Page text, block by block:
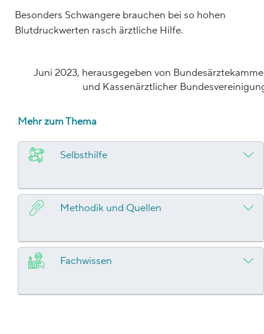
Besonders Schwangere brauchen bei so hohen
Blutdruckwerten rasch ärztliche Hilfe.
Juni 2023, herausgegeben von
und Kassenärztlicher
Mehr zum Thema
Selbsthilfe
Methodik und Quellen
Fachwissen